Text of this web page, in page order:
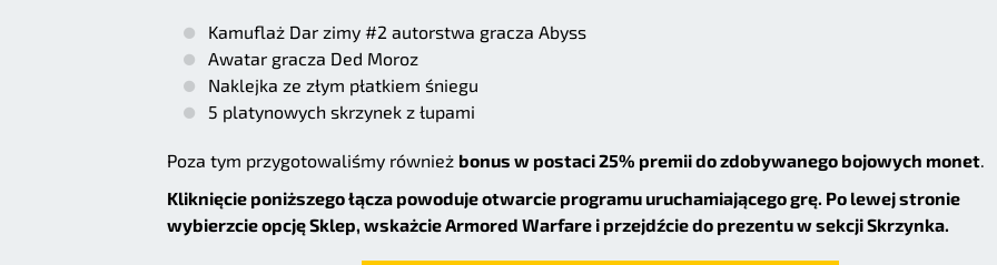
Kamuflaż Dar zimy #2 autorstwa gracza Abyss
Awatar gracza Ded Moroz
Naklejka ze złym płatkiem śniegu
5 platynowych skrzynek z łupami
Poza tym przygotowaliśmy również bonus w postaci 25% premii do zdobywanego bojowych monet.
Kliknięcie poniższego łącza powoduje otwarcie programu uruchamiającego grę. Po lewej stronie
wybierzcie opcję Sklep, wskażcie Armored Warfare i przejdźcie do prezentu w sekcji Skrzynka.